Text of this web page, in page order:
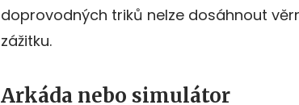
doprovodných triků nelze dosáhnout
zážitku.
Arkáda nebo simulátor